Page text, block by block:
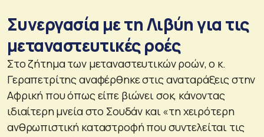
Συνεργασία με τη Λιβύη για τις
μεταναστευτικές ροές
Στο ζήτημα των μεταναστευτικών ροών, ο κ.
Γεραπετρίτης αναφέρθηκε στις αναταράξεις στην
Αφρική που όπως είπε βιώνει σοκ, κάνοντας
ιδιαίτερη μνεία στο Σουδάν και «τη χειρότερη
ανθρωπιστική καταστροφή που συντελείται τις